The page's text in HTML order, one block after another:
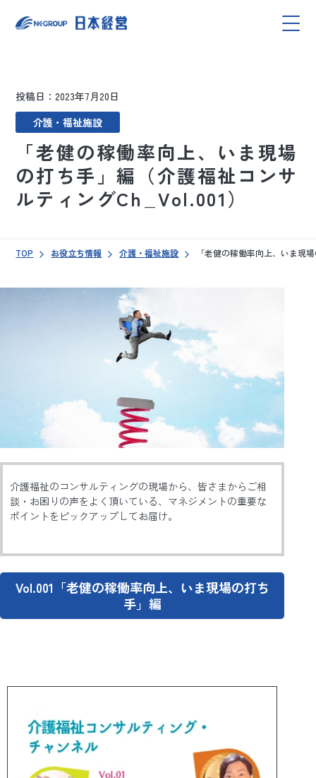
投稿日：2023年7月20日
介護・福祉施設
「老健の稼働率向上、いま現場
の打ち手」編（介護福祉コンサ
ルティングCh_Vol.001）
TOP お役立ち情報 介護・福祉施設 「老健の稼働率向上、いま現
介護福祉のコンサルティングの現場から、皆さまからご相
談・お困りの声をよく頂いている、マネジメントの重要な
ポイントをピックアップしてお届け。
Vol.001「老健の稼働率向上、いま現場の打ち
手」編